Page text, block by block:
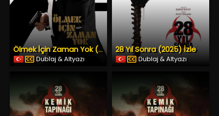
Ölmek İçin Zaman Yok (2021) İzle
Dublaj & Altyazı
28 Yıl Sonra (2025) İzle
Dublaj & Altyazı